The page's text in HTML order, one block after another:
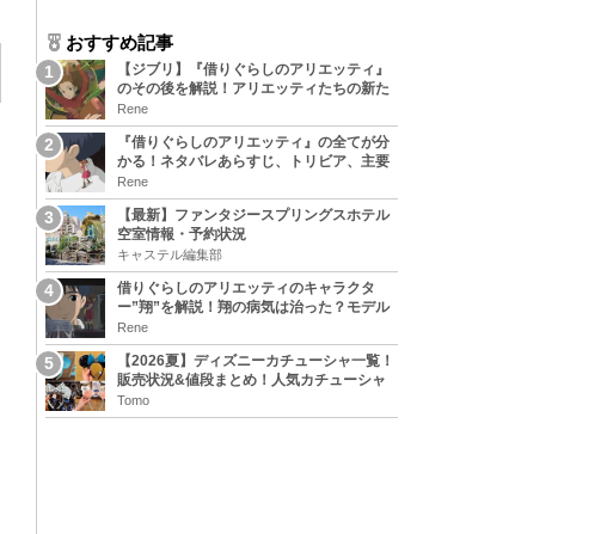
おすすめ記事
【ジブリ】『借りぐらしのアリエッティ』
のその後を解説！アリエッティたちの新た
な住処は？翔の病気は治る？
Rene
『借りぐらしのアリエッティ』の全てが分
かる！ネタバレあらすじ、トリビア、主要
キャラまとめ！
Rene
【最新】ファンタジースプリングスホテル
空室情報・予約状況
キャステル編集部
借りぐらしのアリエッティのキャラクタ
ー”翔”を解説！翔の病気は治った？モデル
は誰？
Rene
【2026夏】ディズニーカチューシャ一覧！
販売状況&値段まとめ！人気カチューシャ
をチェック
Tomo